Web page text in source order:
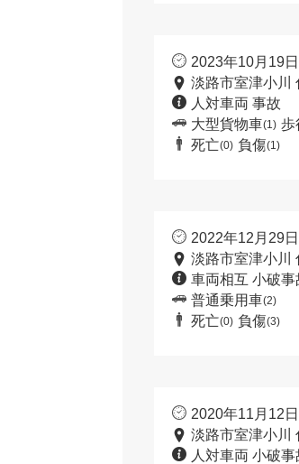
2023年10月19
淡路市室津小川
人対車両 事故
大型貨物車(1) 歩
死亡(0) 負傷(1)
2022年12月29
淡路市室津小川
車両相互 小破事
普通乗用車(2)
死亡(0) 負傷(3)
2020年11月12
淡路市室津小川
人対車両 小破事